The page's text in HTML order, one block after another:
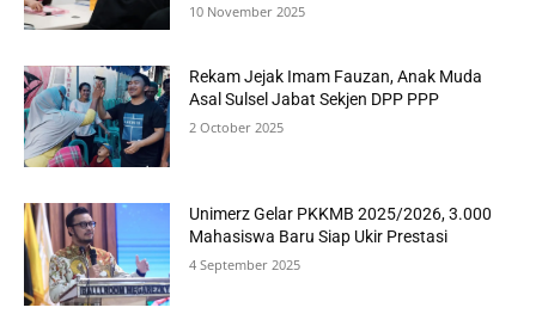
10 November 2025
Rekam Jejak Imam Fauzan, Anak Muda
Asal Sulsel Jabat Sekjen DPP PPP
2 October 2025
Unimerz Gelar PKKMB 2025/2026, 3.000
Mahasiswa Baru Siap Ukir Prestasi
4 September 2025